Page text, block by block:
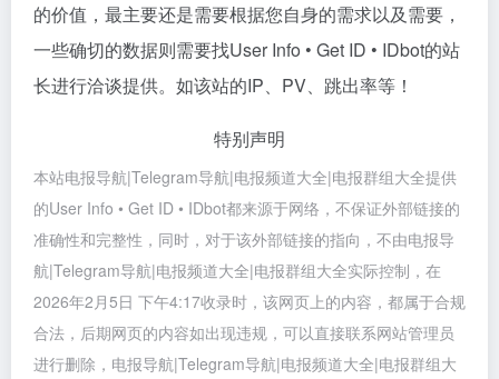
的价值，最主要还是需要根据您自身的需求以及需要，
一些确切的数据则需要找User Info • Get ID • IDbot的站
长进行洽谈提供。如该站的IP、PV、跳出率等！
特别声明
本站电报导航|Telegram导航|电报频道大全|电报群组大全提供
的User Info • Get ID • IDbot都来源于网络，不保证外部链接的
准确性和完整性，同时，对于该外部链接的指向，不由电报导
航|Telegram导航|电报频道大全|电报群组大全实际控制，在
2026年2月5日 下午4:17收录时，该网页上的内容，都属于合规
合法，后期网页的内容如出现违规，可以直接联系网站管理员
进行删除，电报导航|Telegram导航|电报频道大全|电报群组大